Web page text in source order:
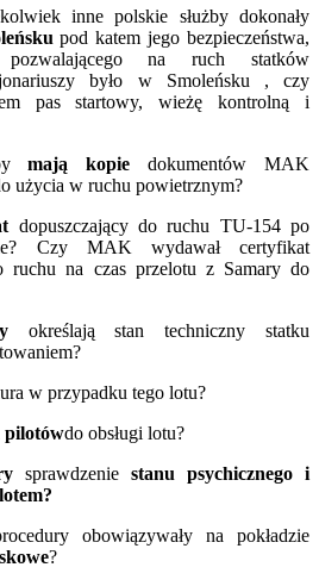
inne polskie służby dokonały
pod katem jego bezpieczeństwa,
pozwalającego na ruch statków
było w Smoleńsku , czy
pas startowy, wieżę kontrolną i
mają kopie dokumentów MAK
użycia w ruchu powietrznym?
dopuszczający do ruchu TU-154 po
Czy MAK wydawał certyfikat
ruchu na czas przelotu z Samary do
określają stan techniczny statku
w przypadku tego lotu?
do obsługi lotu?
sprawdzenie stanu psychicznego i
obowiązywały na pokładzie
?